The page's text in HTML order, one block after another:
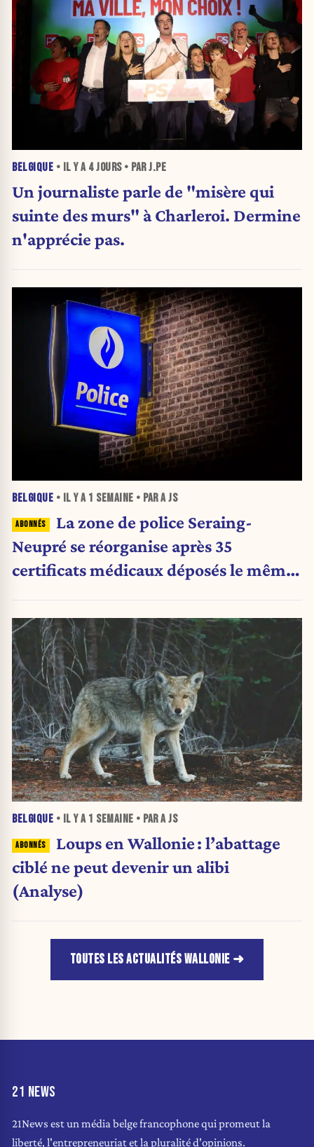
BELGIQUE • IL Y A 4 JOURS• PAR J.PE
Un journaliste parle de "misère qui
suinte des murs" à Charleroi. Dermine
n'apprécie pas.
BELGIQUE • IL Y A 1 SEMAINE • PAR A JS
La zone de police Seraing-
Neupré se réorganise après 35
certificats médicaux déposés le même
BELGIQUE • IL Y A 1 SEMAINE • PAR A JS
Loups en Wallonie : l’abattage
ciblé ne peut devenir un alibi
(Analyse)
TOUTES LES ACTUALITÉS WALLONIE
21 NEWS
21News est un média belge francophone qui promeut la
liberté, l'entrepreneuriat et la pluralité d'opinions.